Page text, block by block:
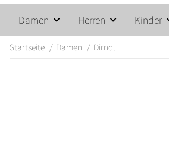
Damen Herren Kinder
Startseite Damen Dirndl